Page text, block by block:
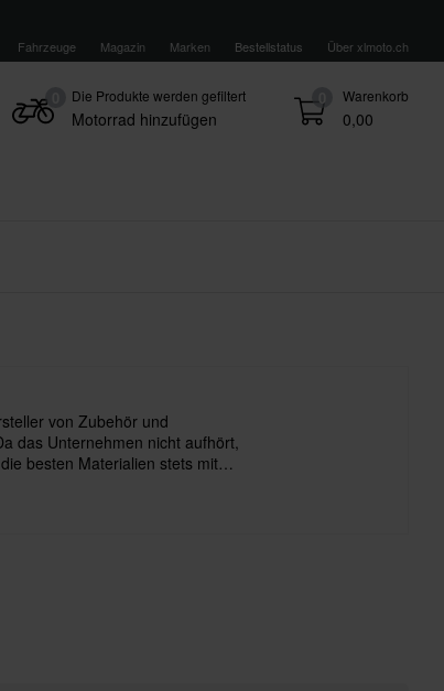
Fahrzeuge Magazin Marken Bestellstatus Über xlmoto.ch
0 Warenkorb
0,00
Die Produkte werden gefiltert
Motorrad hinzufügen
von Zubehör und
das Unternehmen nicht aufhört,
besten Materialien stets mit
bietet Acerbis immer